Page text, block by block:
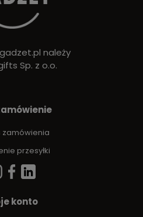
należy
Sp. z o.o.
zamówienia
przesyłki
konto